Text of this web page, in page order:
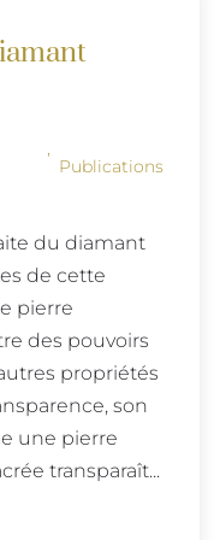
Publications
du diamant
de cette
pierre
des pouvoirs
propriétés
son
une pierre
transparaît...